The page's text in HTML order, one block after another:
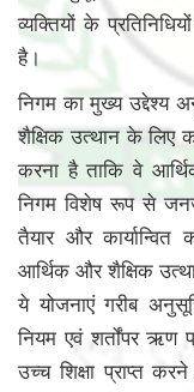
व्‍यक्‍तियों के
है।
निगम का मुख्य उद्देश्य
शैक्षिक उत्थान के लिए
करना है ताकि वे
निगम विशेष रूप से
तैयार और
आर्थिक और शैक्षिक
ये योजनाएं गरीब
नियम एवं शर्तोंपर ऋण
उच्च शिक्षा प्राप्त